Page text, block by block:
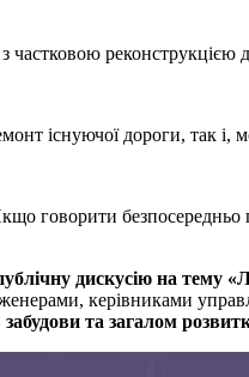
частковою реконструкцією
існуючої дороги, так
говорити
дискусію на
керівниками
та загалом